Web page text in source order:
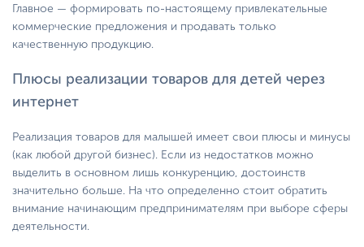
Главное — формировать по-настоящему привлекательные
коммерческие предложения и продавать только
качественную продукцию.
Плюсы реализации товаров для детей через
интернет
Реализация товаров для малышей имеет свои плюсы и минусы
(как любой другой бизнес). Если из недостатков можно
выделить в основном лишь конкуренцию, достоинств
значительно больше. На что определенно стоит обратить
внимание начинающим предпринимателям при выборе сферы
деятельности.